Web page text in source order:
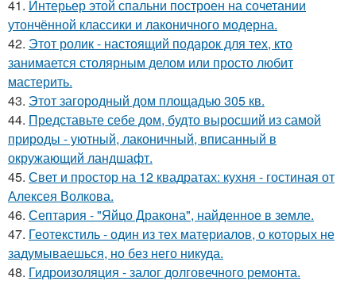
41. Интерьер этой спальни построен на сочетании
утончённой классики и лаконичного модерна.
42. Этот ролик - настоящий подарок для тех, кто
занимается столярным делом или просто любит
мастерить.
43. Этот загородный дом площадью 305 кв.
44. Представьте себе дом, будто выросший из самой
природы - уютный, лаконичный, вписанный в
окружающий ландшафт.
45. Свет и простор на 12 квадратах: кухня - гостиная от
Алексея Волкова.
46. Септария - "Яйцо Дракона", найденное в земле.
47. Геотекстиль - один из тех материалов, о которых не
задумываешься, но без него никуда.
48. Гидроизоляция - залог долговечного ремонта.